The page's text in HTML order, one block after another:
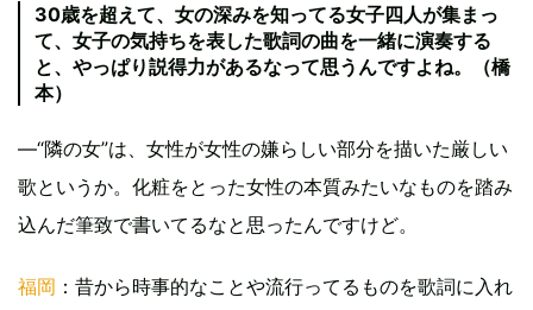
30歳を超えて、女の深みを知ってる女子四人が集まっ
て、女子の気持ちを表した歌詞の曲を一緒に演奏する
と、やっぱり説得力があるなって思うんですよね。（橋
本）
―“隣の女”は、女性が女性の嫌らしい部分を描いた厳しい
歌というか。化粧をとった女性の本質みたいなものを踏み
込んだ筆致で書いてるなと思ったんですけど。
福岡 ：昔から時事的なことや流行ってるものを歌詞に入れ